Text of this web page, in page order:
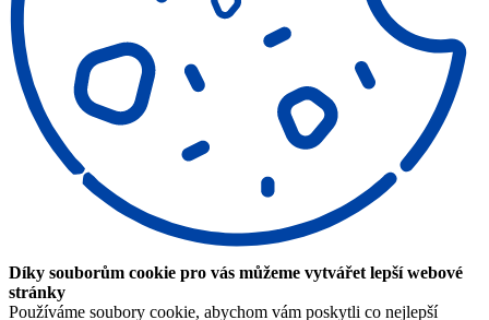
Díky souborům cookie pro vás můžeme vytvářet lepší webové
stránky
Používáme soubory cookie, abychom vám poskytli co nejlepší